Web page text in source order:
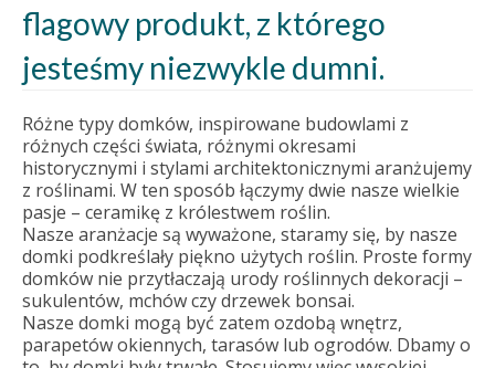
flagowy produkt, z którego
jesteśmy niezwykle dumni.
Różne typy domków, inspirowane budowlami z
różnych części świata, różnymi okresami
historycznymi i stylami architektonicznymi aranżujemy
z roślinami. W ten sposób łączymy dwie nasze wielkie
pasje – ceramikę z królestwem roślin.
Nasze aranżacje są wyważone, staramy się, by nasze
domki podkreślały piękno użytych roślin. Proste formy
domków nie przytłaczają urody roślinnych dekoracji –
sukulentów, mchów czy drzewek bonsai.
Nasze domki mogą być zatem ozdobą wnętrz,
parapetów okiennych, tarasów lub ogrodów. Dbamy o